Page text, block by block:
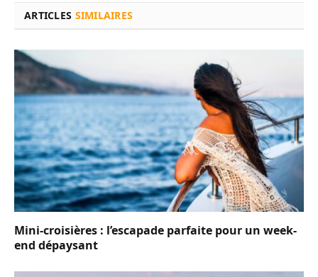
ARTICLES SIMILAIRES
Mini-croisières : l’escapade parfaite pour un week-
end dépaysant